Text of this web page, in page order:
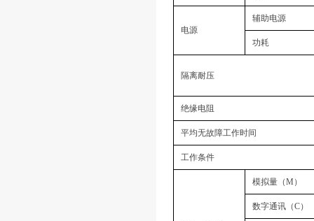
电源
辅助电源
功耗
隔离耐压
绝缘电阻
平均无故障工作时间
工作条件
模拟量（M）
数字通讯（C）